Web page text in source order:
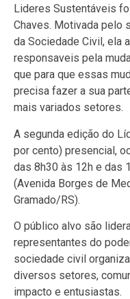
Lideres Sustentáveis
Chaves. Motivada pelo
da Sociedade Civil, ela
responsaveis pela
que para que essas
precisa fazer a sua
mais variados setores.
A segunda edição do
por cento) presencial,
das 8h30 às 12h e das
(Avenida Borges de
Gramado/RS).
O público alvo são
representantes do
sociedade civil
diversos setores,
impacto e entusiastas.